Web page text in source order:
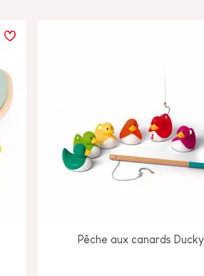
Pêche aux canards Ducky